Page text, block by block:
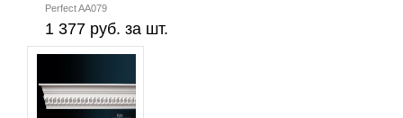
Perfect AA079
1 377 руб. за шт.